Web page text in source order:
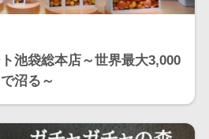
池袋総本店～世界最大3,000
沼る～